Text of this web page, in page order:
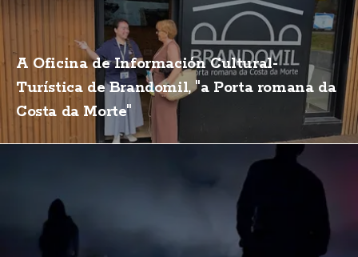
A Oficina de Información Cultural-
Turística de Brandomil, "a Porta romana da
Costa da Morte"